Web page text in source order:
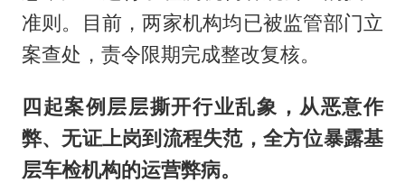
准则。目前，两家机构均已被监管部门立
案查处，责令限期完成整改复核。
四起案例层层撕开行业乱象，从恶意作
弊、无证上岗到流程失范，全方位暴露基
层车检机构的运营弊病。